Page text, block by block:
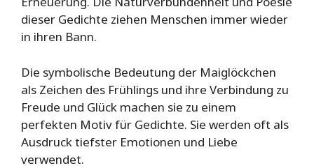
dieser Gedichte ziehen Menschen immer wieder
in ihren Bann.
Die symbolische Bedeutung der Maiglöckchen
als Zeichen des Frühlings und ihre Verbindung zu
Freude und Glück machen sie zu einem
perfekten Motiv für Gedichte. Sie werden oft als
Ausdruck tiefster Emotionen und Liebe
verwendet.